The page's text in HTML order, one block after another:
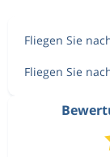
Fliegen Sie
Fliegen Sie